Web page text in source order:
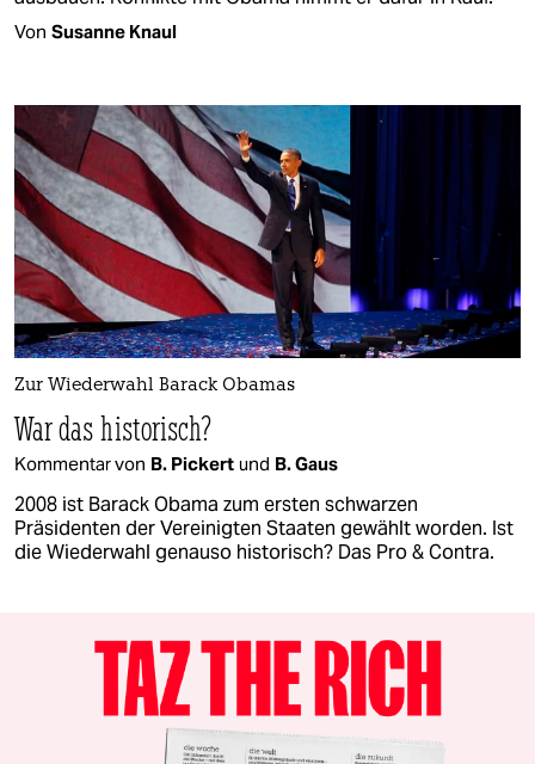
Von Susanne Knaul
Zur Wiederwahl Barack Obamas
War das historisch?
Kommentar von B. Pickert und B. Gaus
2008 ist Barack Obama zum ersten schwarzen
Präsidenten der Vereinigten Staaten gewählt worden. Ist
die Wiederwahl genauso historisch? Das Pro & Contra.